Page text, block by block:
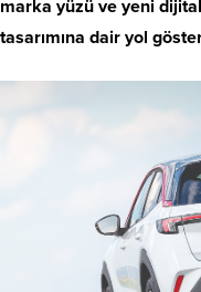
marka yüzü ve yeni
tasarımına dair yol